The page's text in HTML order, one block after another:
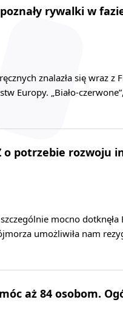
rywalki w
znalazła się wraz z
Europy. „Biało-
o potrzebie rozwoju
mocno
umożliwiła nam
aż 84 osobom.